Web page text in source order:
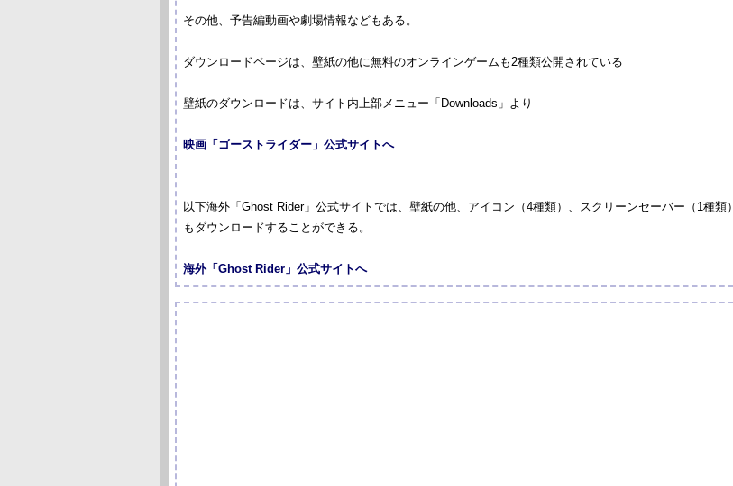
その他、予告編動画や劇場情報などもある。
ダウンロードページは、壁紙の他に無料のオンラインゲームも2種類公開されている
壁紙のダウンロードは、サイト内上部メニュー「Downloads」より
映画「ゴーストライダー」公式サイトへ
以下海外「Ghost Rider」公式サイトでは、壁紙の他、アイコン（4種類）、スクリーンセーバー（1種類）
もダウンロードすることができる。
海外「Ghost Rider」公式サイトへ